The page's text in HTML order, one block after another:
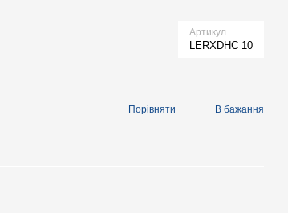
Артикул
LERXDHC 10
Порівняти В бажання